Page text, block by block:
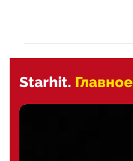
Starhit. Главное